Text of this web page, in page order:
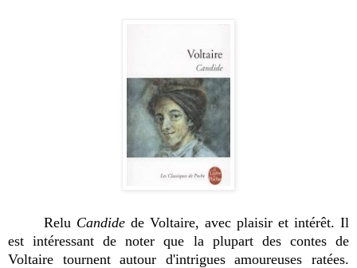
Relu Candide de Voltaire, avec plaisir et intérêt. Il
est intéressant de noter que la plupart des contes de
Voltaire tournent autour d'intrigues amoureuses ratées.